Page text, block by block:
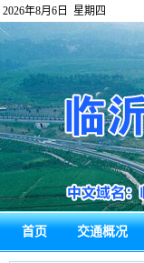
2026年8月6日 星期四
首页 交通概况